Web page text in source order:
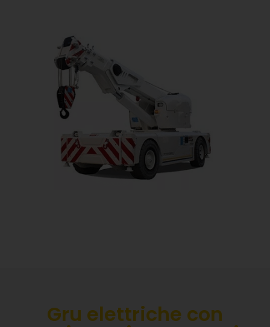
Gru elettriche con